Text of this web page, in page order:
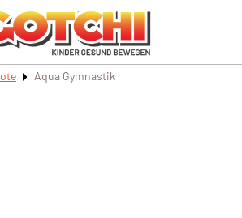
Aqua Gymnastik